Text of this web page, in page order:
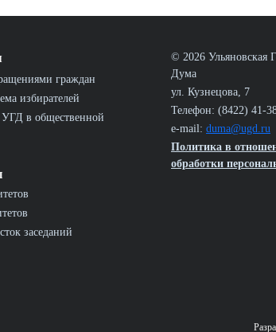
граждан
избирателей
УГД в общественной
заседаний
© 2026 Ульяновская
Дума
ул. Кузнецова, 7
Телефон: (8422) 41-
e-mail: duma@ugd.ru
Политика в
обработки